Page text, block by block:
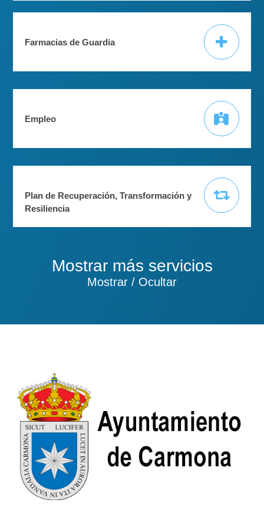
Farmacias de Guardia
Empleo
Plan de Recuperación, Transformación y
Resiliencia
Mostrar más servicios
Mostrar / Ocultar